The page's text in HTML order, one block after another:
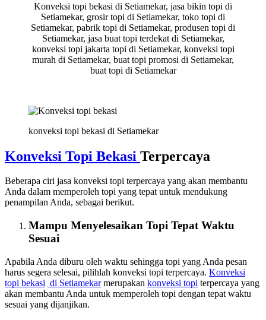
Konveksi topi bekasi di Setiamekar, jasa bikin topi di
Setiamekar, grosir topi di Setiamekar, toko topi di
Setiamekar, pabrik topi di Setiamekar, produsen topi di
Setiamekar, jasa buat topi terdekat di Setiamekar,
konveksi topi jakarta topi di Setiamekar, konveksi topi
murah di Setiamekar, buat topi promosi di Setiamekar,
buat topi di Setiamekar
konveksi topi bekasi di Setiamekar
Konveksi Topi Bekasi Terpercaya
Beberapa ciri jasa konveksi topi terpercaya yang akan membantu
Anda dalam memperoleh topi yang tepat untuk mendukung
penampilan Anda, sebagai berikut.
Mampu Menyelesaikan Topi Tepat Waktu
Sesuai
Apabila Anda diburu oleh waktu sehingga topi yang Anda pesan
harus segera selesai, pilihlah konveksi topi terpercaya. Konveksi
topi bekasi di Setiamekarmerupakan konveksi topi terpercaya yang
akan membantu Anda untuk memperoleh topi dengan tepat waktu
sesuai yang dijanjikan.